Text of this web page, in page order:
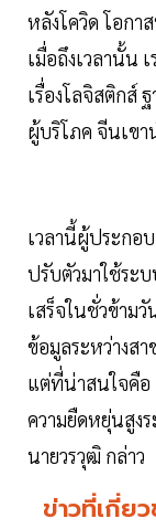
หลังโควิด โอกา
เมื่อถึงเวลานั้น
เรื่องโลจิสติกส์
ผู้บริโภค จีนเขา
เวลานี้ผู้ประกอ
ปรับตัวมาใช้ระ
เสร็จในชั่วข้าม
ข้อมูลระหว่างส
แต่ที่น่าสนใจคือ
ความยืดหยุ่นสูง
นายวรวุฒิ กล่าว
ข่าวที่เกี่ย